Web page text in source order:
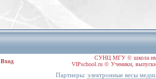
Вход
СУНЦ МГУ © школа
VIPschool.ru © Ученики,
Партнеры: электронные весы